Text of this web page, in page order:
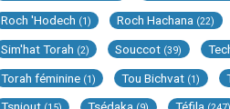
Roch 'Hodech (1) Roch Hachana (22)
Sim'hat Torah (2) Souccot (39)
Torah féminine (1) Tou Bichvat (1)